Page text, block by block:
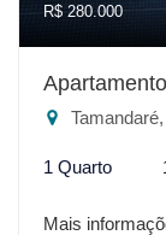
R$ 280.000
1 Quarto
Mais